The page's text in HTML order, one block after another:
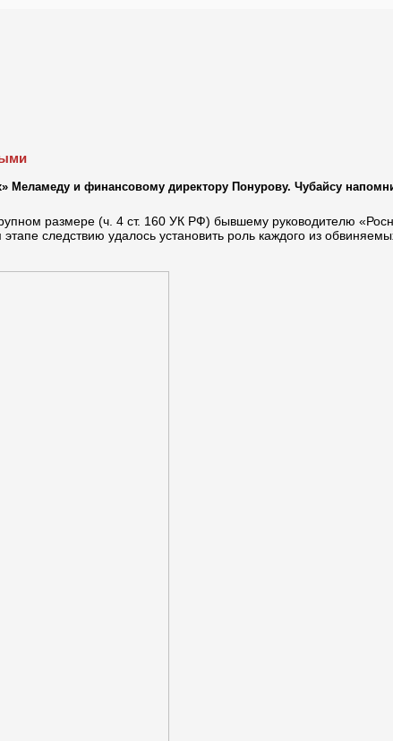
Меламеду и финансовому директору Понурову. Чубайсу
размере (ч. 4 ст. 160 УК РФ) бывшему руководителю
следствию удалось установить роль каждого из